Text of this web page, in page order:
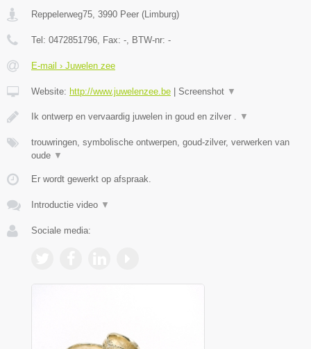
Reppelerweg75 3990 Peer ( Limburg)
Tel: 0472851796 , Fax: - , BTW-nr: -
E-mail › Juwelen zee
Website: http://www.juwelenzee.be Screenshot ▼
Ik ontwerp en vervaardig juwelen in goud en zilver . ▼
trouwringen, symbolische ontwerpen, goud-zilver, verwerken van
oude ▼
Er wordt gewerkt op afspraak.
Introductie video ▼
Sociale media: